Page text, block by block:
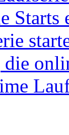
Starts